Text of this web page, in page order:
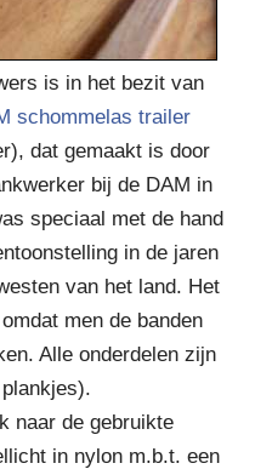
is in het bezit van
schommelas trailer
dat gemaakt is door
bij de DAM in
speciaal met de hand
in de jaren
van het land. Het
men de banden
Alle onderdelen zijn
naar de gebruikte
in nylon m.b.t. een